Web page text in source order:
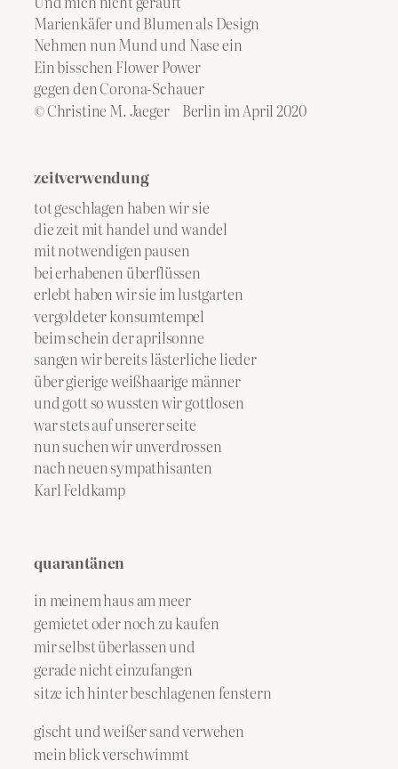
Marienkäfer und Blumen als Design
Nehmen nun Mund und Nase ein
Ein bisschen Flower Power
gegen den Corona-Schauer
© Christine M. Jaeger Berlin im April 2020
zeitverwendung
tot geschlagen haben wir sie
die zeit mit handel und wandel
mit notwendigen pausen
bei erhabenen überflüssen
erlebt haben wir sie im lustgarten
vergoldeter konsumtempel
beim schein der aprilsonne
sangen wir bereits lästerliche lieder
über gierige weißhaarige männer
und gott so wussten wir gottlosen
war stets auf unserer seite
nun suchen wir unverdrossen
nach neuen sympathisanten
Karl Feldkamp
quarantänen
in meinem haus am meer
gemietet oder noch zu kaufen
mir selbst überlassen und
gerade nicht einzufangen
sitze ich hinter beschlagenen fenstern
gischt und weißer sand verwehen
mein blick verschwimmt